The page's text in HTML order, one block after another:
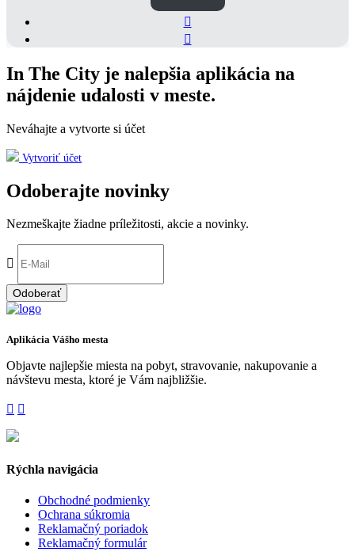
In The City je nalepšia aplikácia na
nájdenie udalosti v meste.
Neváhajte a vytvorte si účet
Vytvoriť účet
Odoberajte novinky
Nezmeškajte žiadne príležitosti, akcie a novinky.
Odoberať
Aplikácia Vášho mesta
Objavte najlepšie miesta na pobyt, stravovanie, nakupovanie a
návštevu mesta, ktoré je Vám najbližšie.
Rýchla navigácia
Obchodné podmienky
Ochrana súkromia
Reklamačný poriadok
Reklamačný formulár